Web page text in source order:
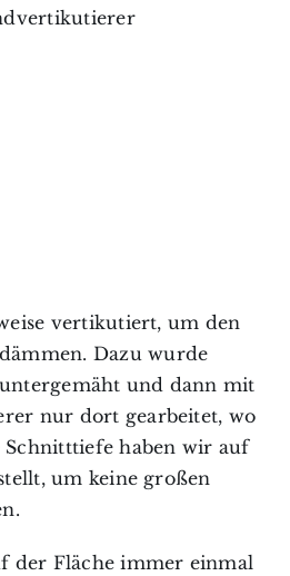
vertikutiert, um den
Dazu wurde
und dann mit
nur dort gearbeitet, wo
Schnitttiefe haben wir auf
um keine großen
der Fläche immer einmal